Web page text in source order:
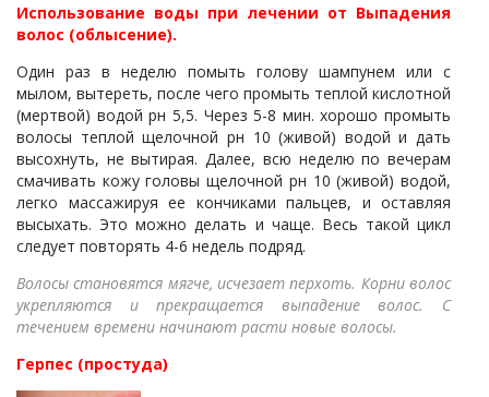
Использование воды при лечении от Выпадения
волос (облысение).
Один раз в неделю помыть голову шампунем или с
мылом, вытереть, после чего промыть теплой кислотной
(мертвой) водой рн 5,5. Через 5-8 мин. хорошо промыть
волосы теплой щелочной рн 10 (живой) водой и дать
высохнуть, не вытирая. Далее, всю неделю по вечерам
смачивать кожу головы щелочной рн 10 (живой) водой,
легко массажируя ее кончиками пальцев, и оставляя
высыхать. Это можно делать и чаще. Весь такой цикл
следует повторять 4-6 недель подряд.
Волосы становятся мягче, исчезает перхоть. Корни волос
укрепляются и прекращается выпадение волос. С
течением времени начинают расти новые волосы.
Герпес (простуда)